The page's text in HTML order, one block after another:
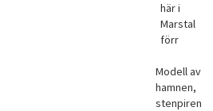
här i
Marstal
förr
Modell av
hamnen,
stenpiren